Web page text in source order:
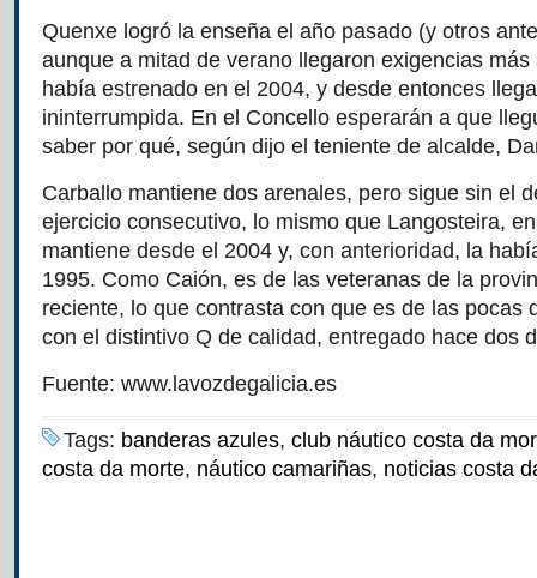
Quenxe logró la enseña el año pasado (y otros
aunque a mitad de verano llegaron exigencias
había estrenado en el 2004, y desde entonces
ininterrumpida. En el Concello esperarán a que
saber por qué, según dijo el teniente de alcalde,
Carballo mantiene dos arenales, pero sigue sin el
ejercicio consecutivo, lo mismo que Langosteira,
mantiene desde el 2004 y, con anterioridad, la
1995. Como Caión, es de las veteranas de la
reciente, lo que contrasta con que es de las pocas
con el distintivo Q de calidad, entregado hace dos
Fuente: www.lavozdegalicia.es
Tags: banderas azules, club náutico costa da
costa da morte, náutico camariñas, noticias costa